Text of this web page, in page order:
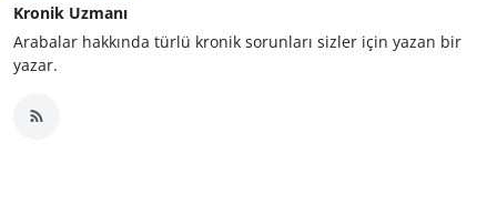
Kronik Uzmanı
Arabalar hakkında türlü kronik sorunları sizler için yazan bir
yazar.